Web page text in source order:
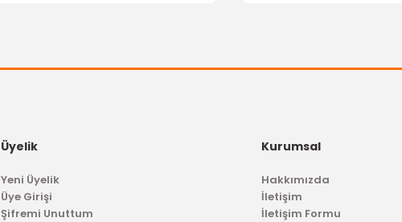
Arka Cam Sağ Silecek Kolu Çift Kapı Transit V184
Üyelik
Yeni Üyelik
Üye Girişi
Şifremi Unuttum
Kurumsal
Hakkımızda
İletişim
İletişim Formu